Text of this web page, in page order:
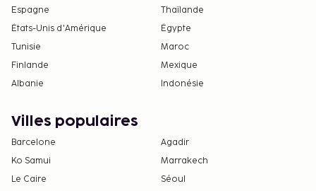
Espagne
Thaïlande
États-Unis d'Amérique
Égypte
Tunisie
Maroc
Finlande
Mexique
Albanie
Indonésie
Villes populaires
Barcelone
Agadir
Ko Samui
Marrakech
Le Caire
Séoul